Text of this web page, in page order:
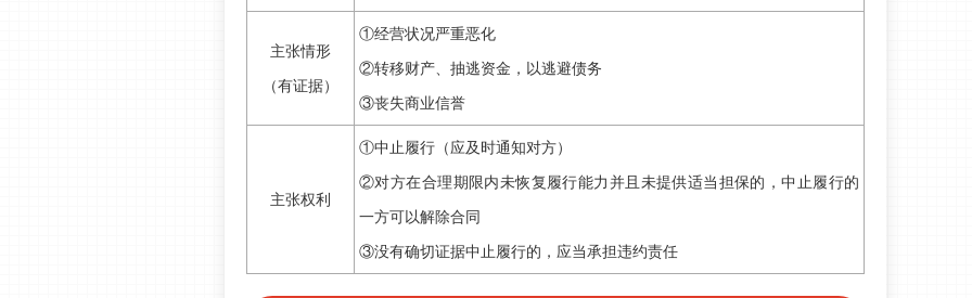
主张情形
（有证据）
①经营状况严重恶化
②转移财产、抽逃资金，以逃避债务
③丧失商业信誉
主张权利
①中止履行（应及时通知对方）
②对方在合理期限内未恢复履行能力并且未提供适当担保的，中止履行的
一方可以解除合同
③没有确切证据中止履行的，应当承担违约责任